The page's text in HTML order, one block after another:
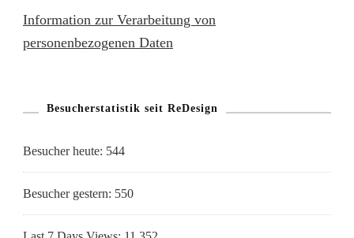
Information zur Verarbeitung von
personenbezogenen Daten
Besucherstatistik seit ReDesign
Besucher heute: 544
Besucher gestern: 550